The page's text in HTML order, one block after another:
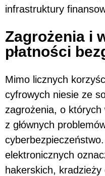
infrastruktury
Zagrożenia i
płatności
Mimo licznych
cyfrowych niesie ze
zagrożenia, o
z głównych
elektronicznych
hakerskich,